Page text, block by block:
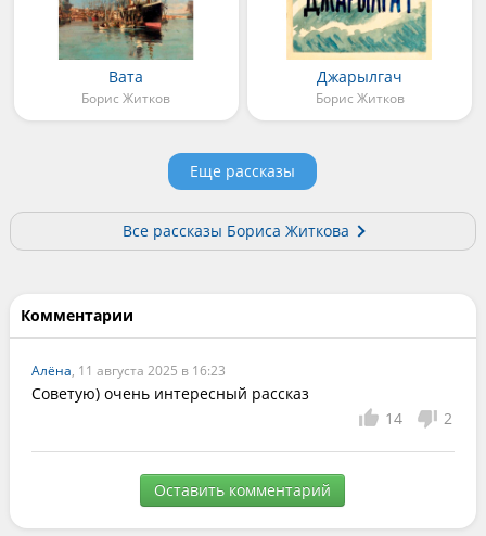
Вата
Борис Житков
Джарылгач
Борис Житков
Еще рассказы
Все рассказы Бориса Житкова
Комментарии
Алёна, 11 августа 2025 в 16:23
Советую) очень интересный рассказ
14
2
Оставить комментарий